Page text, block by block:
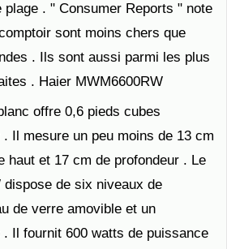
plage . " Consumer Reports " note
sont moins chers que
. Ils sont aussi parmi les plus
. Haier MWM6600RW
offre 0,6 pieds cubes
Il mesure un peu moins de 13 cm
haut et 17 cm de profondeur . Le
dispose de six niveaux de
de verre amovible et un
Il fournit 600 watts de puissance